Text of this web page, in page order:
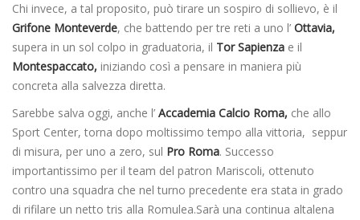
Chi invece, a tal proposito, può tirare un sospiro di sollievo, è il
Grifone Monteverde, che battendo per tre reti a uno l’ Ottavia,
supera in un sol colpo in graduatoria, il Tor Sapienza e il
Montespaccato, iniziando così a pensare in maniera più
concreta alla salvezza diretta.
Sarebbe salva oggi, anche l’ Accademia Calcio Roma, che allo
Sport Center, torna dopo moltissimo tempo alla vittoria, seppur
di misura, per uno a zero, sul Pro Roma. Successo
importantissimo per il team del patron Mariscoli, ottenuto
contro una squadra che nel turno precedente era stata in grado
di rifilare un netto tris alla Romulea.Sarà una continua altalena